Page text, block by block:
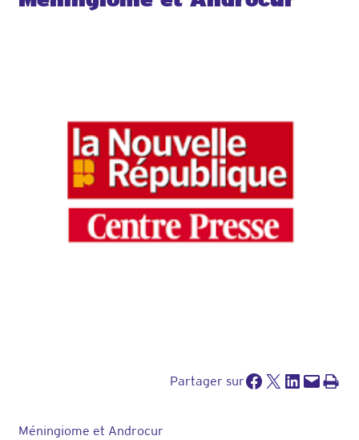
Partager surPartager sur Facebook
Partager sur X Partager sur LinkedIn
Envoyer cette page par e-mailImprimer cette
Méningiome et Androcur